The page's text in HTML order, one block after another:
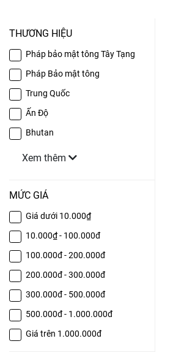
THƯƠNG HIỆU
Pháp bảo mật tông Tây Tạng
Pháp Bảo mật tông
Trung Quốc
Ấn Độ
Bhutan
Xem thêm
MỨC GIÁ
Giá dưới 10.000₫
10.000₫ - 100.000đ
100.000đ - 200.000đ
200.000đ - 300.000đ
300.000đ - 500.000đ
500.000đ - 1.000.000đ
Giá trên 1.000.000đ